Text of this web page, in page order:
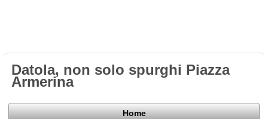
Datola, non solo spurghi Piazza
Armerina
Home